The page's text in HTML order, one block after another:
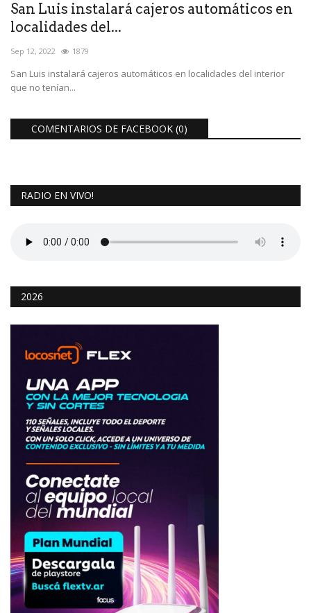
San Luis instalará cajeros automáticos en
localidades del...
Sep 12, 2022 1879
San Luis instalará cajeros automáticos en localidades del interior
que no tenían...
COMENTARIOS DE FACEBOOK (0)
RADIO EN VIVO!
2026